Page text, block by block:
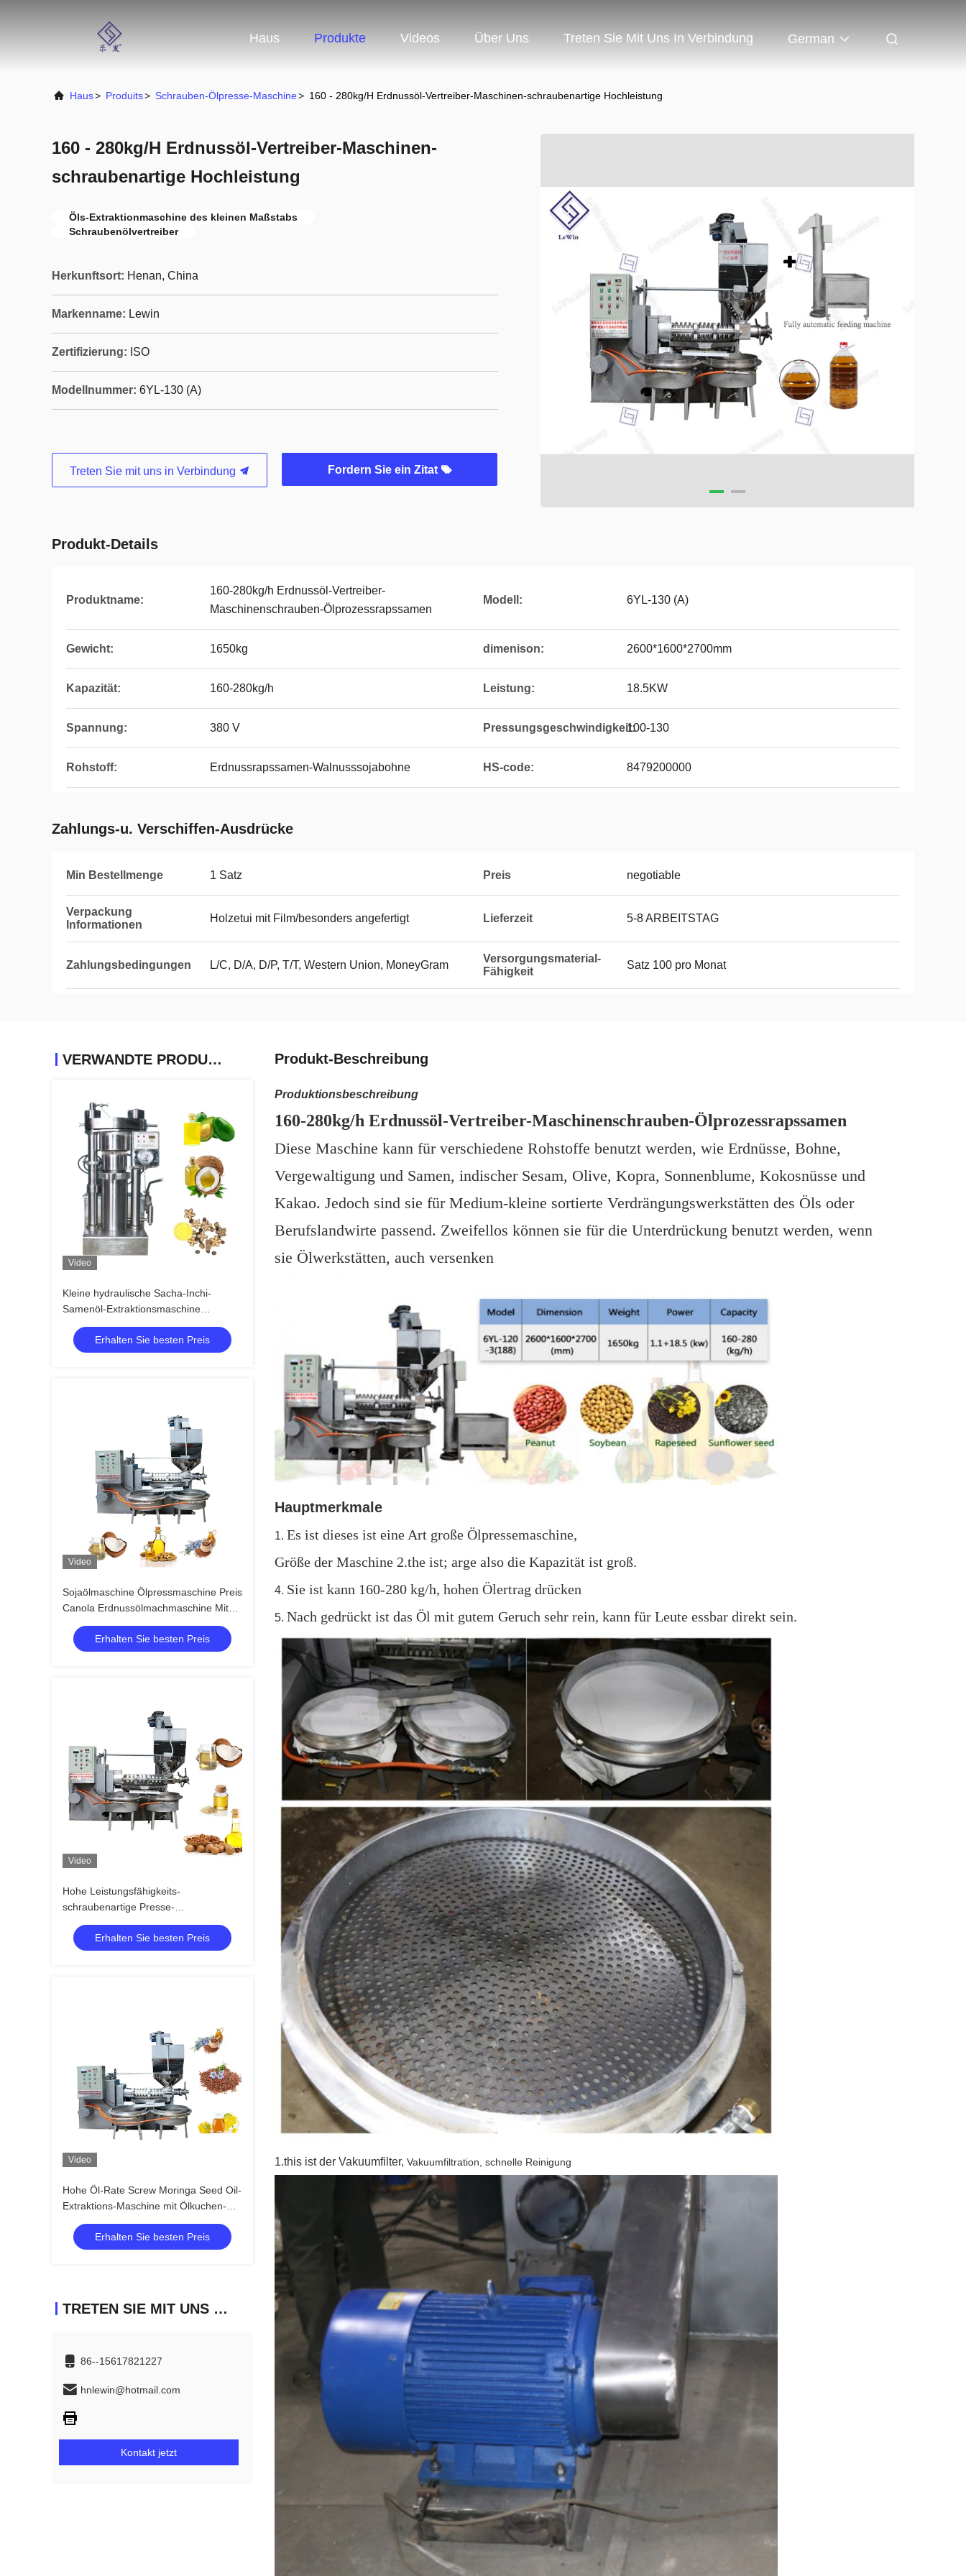
Haus Produkte Videos Über Uns Treten Sie Mit Uns In Verbindung German
Haus> Produits> Schrauben-Ölpresse-Maschine> 160 - 280kg/H Erdnussöl-Vertreiber-Maschinen-schraubenartige Hochleistung
160 - 280kg/H Erdnussöl-Vertreiber-Maschinen-
schraubenartige Hochleistung
Öls-Extraktionmaschine des kleinen Maßstabs
Schraubenölvertreiber
Herkunftsort: Henan, China
Markenname: Lewin
Zertifizierung: ISO
Modellnummer: 6YL-130 (A)
Treten Sie mit uns in Verbindung Fordern Sie ein Zitat
Produkt-Details
Produktname:
160-280kg/h Erdnussöl-Vertreiber-
Maschinenschrauben-Ölprozessrapssamen
Modell: 6YL-130 (A)
Gewicht: 1650kg dimenison: 2600*1600*2700mm
Kapazität: 160-280kg/h Leistung: 18.5KW
Spannung: 380 V Pressungsgeschwindigkeit:100-130
Rohstoff: Erdnussrapssamen-Walnusssojabohne HS-code: 8479200000
Zahlungs-u. Verschiffen-Ausdrücke
Min Bestellmenge 1 Satz Preis negotiable
Verpackung
Informationen
Holzetui mit Film/besonders angefertigt Lieferzeit 5-8 ARBEITSTAG
Zahlungsbedingungen L/C, D/A, D/P, T/T, Western Union, MoneyGram
Versorgungsmaterial-
Fähigkeit
Satz 100 pro Monat
VERWANDTE PRODUKTE
Video
Kleine hydraulische Sacha-Inchi-
Samenöl-Extraktionsmaschine
Ölpressmaschine
Erhalten Sie besten Preis
Video
Sojaölmaschine Ölpressmaschine Preis
Canola Erdnussölmachmaschine Mit
380V
Erhalten Sie besten Preis
Video
Hohe Leistungsfähigkeits-
schraubenartige Presse-
Maschinen-/Spindelpresse-Öl-
Extraktion 6YL-160
Erhalten Sie besten Preis
Video
Hohe Öl-Rate Screw Moringa Seed Oil-
Extraktions-Maschine mit Ölkuchen-
Zufuhr
Erhalten Sie besten Preis
TRETEN SIE MIT UNS IN VERBINDUNG
86--15617821227
hnlewin@hotmail.com
Kontakt jetzt
Produkt-Beschreibung
Produktionsbeschreibung
160-280kg/h Erdnussöl-Vertreiber-Maschinenschrauben-Ölprozessrapssamen
Diese Maschine kann für verschiedene Rohstoffe benutzt werden, wie Erdnüsse, Bohne,
Vergewaltigung und Samen, indischer Sesam, Olive, Kopra, Sonnenblume, Kokosnüsse und
Kakao. Jedoch sind sie für Medium-kleine sortierte Verdrängungswerkstätten des Öls oder
Berufslandwirte passend. Zweifellos können sie für die Unterdrückung benutzt werden, wenn
sie Ölwerkstätten, auch versenken
Hauptmerkmale
1. Es ist dieses ist eine Art große Ölpressemaschine,
Größe der Maschine 2.the ist; arge also die Kapazität ist groß.
4. Sie ist kann 160-280 kg/h, hohen Ölertrag drücken
5. Nach gedrückt ist das Öl mit gutem Geruch sehr rein, kann für Leute essbar direkt sein.
1.this ist der Vakuumfilter, Vakuumfiltration, schnelle Reinigung